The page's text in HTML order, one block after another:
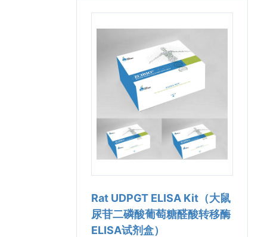
Rat UDPGT ELISA Kit（大鼠
尿苷二磷酸葡萄糖醛酸转移酶
ELISA试剂盒）